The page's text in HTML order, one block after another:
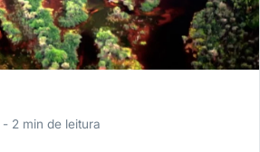
- 2 min de leitura